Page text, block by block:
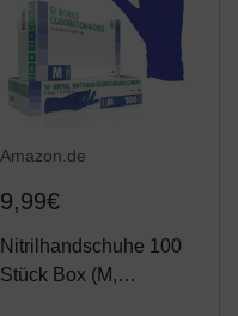
Amazon.de
9,99€
Nitrilhandschuhe 100
Stück Box (M,